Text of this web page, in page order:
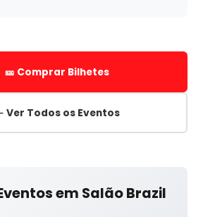
🎫 Comprar Bilhetes
Ver Todos os Eventos
em Salão Brazil